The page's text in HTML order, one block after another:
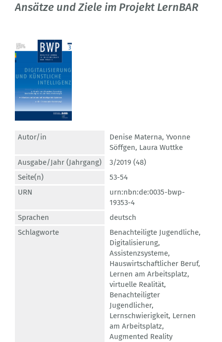
Ansätze und Ziele im Projekt LernBAR
Autor/in Denise Materna, Yvonne
Söffgen, Laura Wuttke
Ausgabe/Jahr (Jahrgang)
3/2019 (48)
Seite(n)
53-54
URN
urn:nbn:de:0035-bwp-
19353-4
Sprachen
deutsch
Schlagworte
Benachteiligte Jugendliche,
Digitalisierung,
Assistenzsysteme,
Hauswirtschaftlicher Beruf,
Lernen am Arbeitsplatz,
virtuelle Realität,
Benachteiligter
Jugendlicher,
Lernschwierigkeit, Lernen
am Arbeitsplatz,
Augmented Reality